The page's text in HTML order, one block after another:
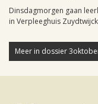
Dinsdagmorgen gaan
in Verpleeghuis
Meer in dossier